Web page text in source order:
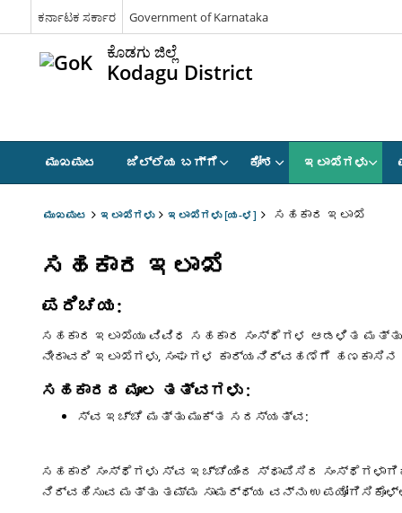
ಕರ್ನಾಟಕ ಸರ್ಕಾರ Government of Karnataka
ಕೊಡಗು ಜಿಲ್ಲೆ
Kodagu District
ಮುಖಪುಟ ಜಿಲ್ಲೆಯ ಬಗ್ಗೆ ಕೋಶ ಇಲಾಖೆಗಳು
ಮುಖಪುಟ ಇಲಾಖೆಗಳು ಇಲಾಖೆಗಳು [ಯ-ಳ] ಸಹಕಾರ ಇಲಾಖೆ
ಸಹಕಾರ ಇಲಾಖೆ
ಪರಿಚಯ:
ಸಹಕಾರ ಇಲಾಖೆಯು ವಿವಿಧ ಸಹಕಾರ ಸಂಸ್ಥೆಗಳ ಆಡಳಿತ ಮತ್ತು
ನೀರಾವರಿ ಇಲಾಖೆಗಳು, ಸಂಘಗಳ ಕಾರ್ಯನಿರ್ವಹಣೆಗೆ ಹಣಕಾಸಿನ
ಸಹಕಾರದ ಮೂಲ ತತ್ವಗಳು :
ಸ್ವ ಇಚ್ಚೆ ಮತ್ತು ಮುಕ್ತ ಸದಸ್ಯತ್ವ:
ಸಹಕಾರಿ ಸಂಸ್ಥೆಗಳು ಸ್ವ ಇಚ್ಚೆಯಿಂದ ಸ್ಥಾಪಿಸಿದ
ನಿರ್ವಹಿಸುವ ಮತ್ತು ತಮ್ಮ ಸಾಮರ್ಥ್ಯ ವನ್ನು